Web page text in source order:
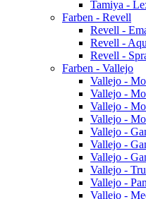
Tamiya -
Farben - Revell
Revell -
Revell -
Revell -
Farben - Vallejo
Vallejo -
Vallejo -
Vallejo -
Vallejo -
Vallejo -
Vallejo -
Vallejo -
Vallejo -
Vallejo -
Vallejo -